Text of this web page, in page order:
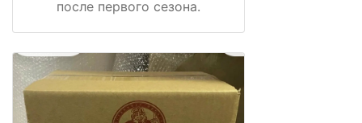
после первого сезона.